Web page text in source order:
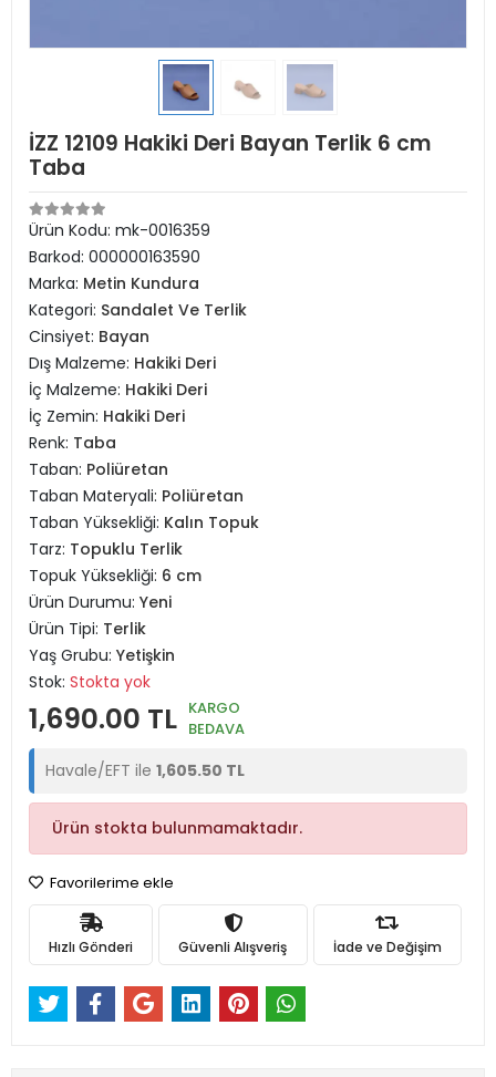
İZZ 12109 Hakiki Deri Bayan Terlik 6 cm
Taba
Ürün Kodu: mk-0016359
Barkod: 000000163590
Marka: Metin Kundura
Kategori: Sandalet Ve Terlik
Cinsiyet: Bayan
Dış Malzeme: Hakiki Deri
İç Malzeme: Hakiki Deri
İç Zemin: Hakiki Deri
Renk: Taba
Taban: Poliüretan
Taban Materyali: Poliüretan
Taban Yüksekliği: Kalın Topuk
Tarz: Topuklu Terlik
Topuk Yüksekliği: 6 cm
Ürün Durumu: Yeni
Ürün Tipi: Terlik
Yaş Grubu: Yetişkin
Stok: Stokta yok
1,690.00 TL KARGO
BEDAVA
Havale/EFT ile 1,605.50 TL
Ürün stokta bulunmamaktadır.
Favorilerime ekle
Hızlı Gönderi Güvenli Alışveriş İade ve Değişim